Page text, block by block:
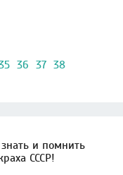
36 37 38
и помнить
СССР!